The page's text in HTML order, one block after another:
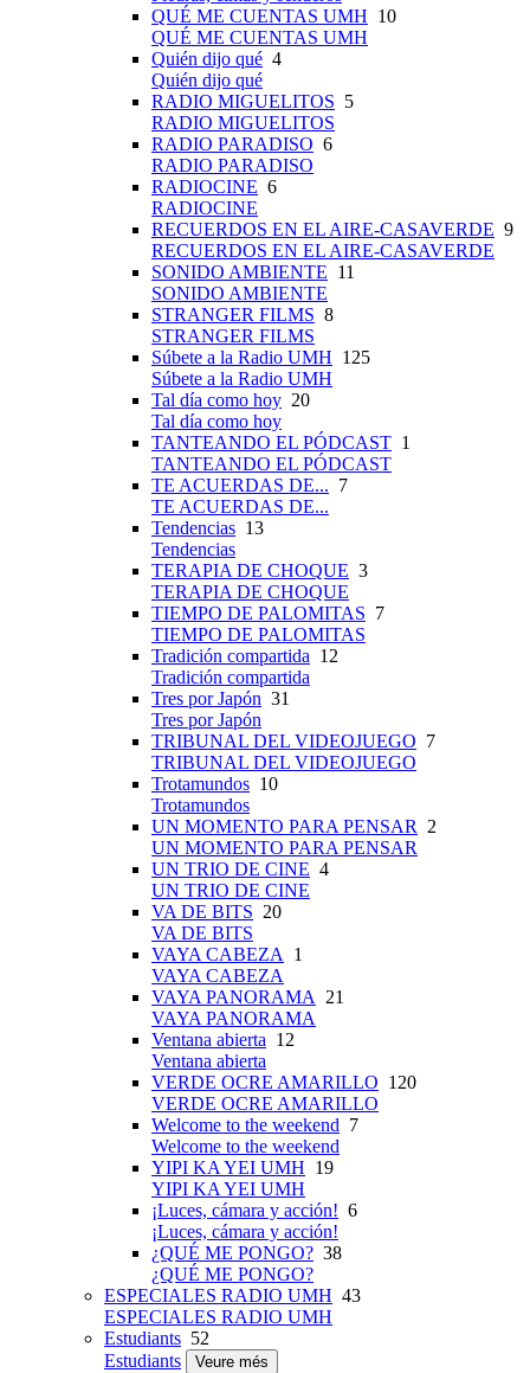
QUÉ ME CUENTAS UMH 10
QUÉ ME CUENTAS UMH
Quién dijo qué 4
Quién dijo qué
RADIO MIGUELITOS 5
RADIO MIGUELITOS
RADIO PARADISO 6
RADIO PARADISO
RADIOCINE 6
RADIOCINE
RECUERDOS EN EL AIRE-CASAVERDE 9
RECUERDOS EN EL AIRE-CASAVERDE
SONIDO AMBIENTE 11
SONIDO AMBIENTE
STRANGER FILMS 8
STRANGER FILMS
Súbete a la Radio UMH 125
Súbete a la Radio UMH
Tal día como hoy 20
Tal día como hoy
TANTEANDO EL PÓDCAST 1
TANTEANDO EL PÓDCAST
TE ACUERDAS DE... 7
TE ACUERDAS DE...
Tendencias 13
Tendencias
TERAPIA DE CHOQUE 3
TERAPIA DE CHOQUE
TIEMPO DE PALOMITAS 7
TIEMPO DE PALOMITAS
Tradición compartida 12
Tradición compartida
Tres por Japón 31
Tres por Japón
TRIBUNAL DEL VIDEOJUEGO 7
TRIBUNAL DEL VIDEOJUEGO
Trotamundos 10
Trotamundos
UN MOMENTO PARA PENSAR
2
UN MOMENTO PARA PENSAR
UN TRIO DE CINE 4
UN TRIO DE CINE
VA DE BITS 20
VA DE BITS
VAYA CABEZA
1
VAYA CABEZA
VAYA PANORAMA
21
VAYA PANORAMA
Ventana abierta 12
Ventana abierta
VERDE OCRE AMARILLO 120
VERDE OCRE AMARILLO
Welcome to the weekend 7
Welcome to the weekend
YIPI KA YEI UMH 19
YIPI KA YEI UMH
¡Luces, cámara y acción! 6
¡Luces, cámara y acción!
¿QUÉ ME PONGO? 38
¿QUÉ ME PONGO?
ESPECIALES RADIO UMH 43
ESPECIALES RADIO UMH
Estudiants 52
Estudiants
Veure més